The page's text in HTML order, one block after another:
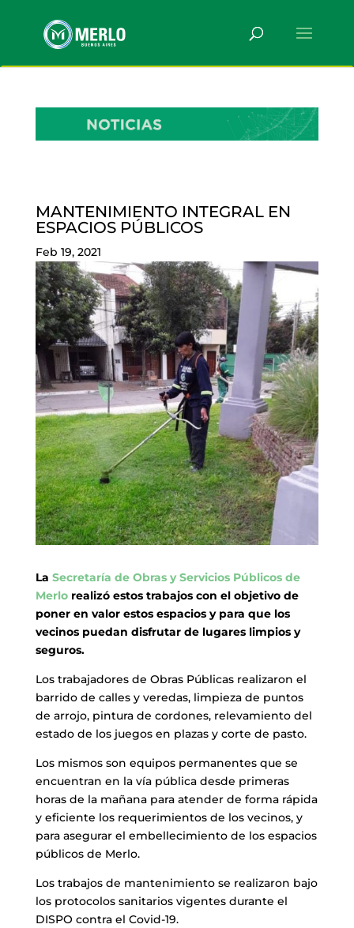
MANTENIMIENTO INTEGRAL EN
ESPACIOS PÚBLICOS
Feb 19, 2021
La Secretaría de Obras y Servicios Públicos de
Merlorealizó estos trabajos con el objetivo de
poner en valor estos espacios y para que los
vecinos puedan disfrutar de lugares limpios y
seguros.
Los trabajadores de Obras Públicas realizaron el
barrido de calles y veredas, limpieza de puntos
de arrojo, pintura de cordones, relevamiento del
estado de los juegos en plazas y corte de pasto.
Los mismos son equipos permanentes que se
encuentran en la vía pública desde primeras
horas de la mañana para atender de forma rápida
y eficiente los requerimientos de los vecinos, y
para asegurar el embellecimiento de los espacios
públicos de Merlo.
Los trabajos de mantenimiento se realizaron bajo
los protocolos sanitarios vigentes durante el
DISPO contra el Covid-19.